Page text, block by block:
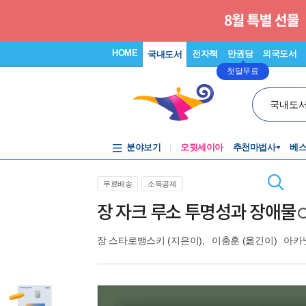
HOME 국내도서 전자책 만권당
첫달무료
외국도서
국내도
분야보기 오뒷세이아 추천마법사 베
무료배송 소득공제
장 자크 루소 투명성과 장애물
장 스타로뱅스키 (지은이), 이충훈 (옮긴이) 아카